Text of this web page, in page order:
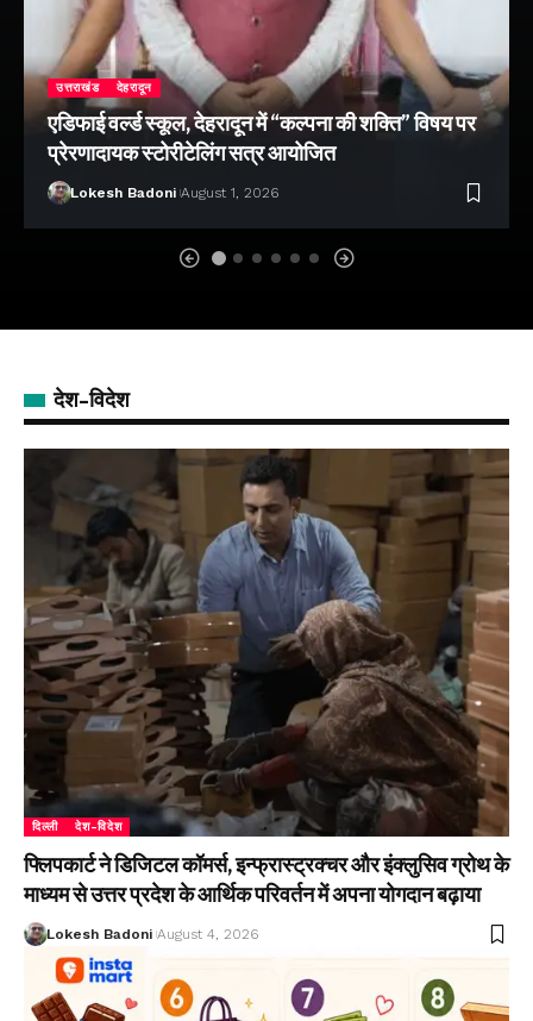
उत्तराखंड देहरादून
एडिफाई वर्ल्ड स्कूल, देहरादून में “कल्पना की शक्ति” विषय पर
प्रेरणादायक स्टोरीटेलिंग सत्र आयोजित
Lokesh Badoni August 1, 2026
देश-विदेश
दिल्ली देश-विदेश
फ्लिपकार्ट ने डिजिटल कॉमर्स, इन्फ्रास्ट्रक्चर और इंक्लुसिव ग्रोथ के
माध्यम से उत्तर प्रदेश के आर्थिक परिवर्तन में अपना योगदान बढ़ाया
Lokesh Badoni August 4, 2026